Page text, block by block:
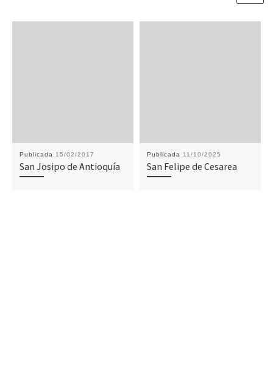
Publicada 15/02/2017
San Josipo de Antioquía
Publicada 11/10/2025
San Felipe de Cesarea